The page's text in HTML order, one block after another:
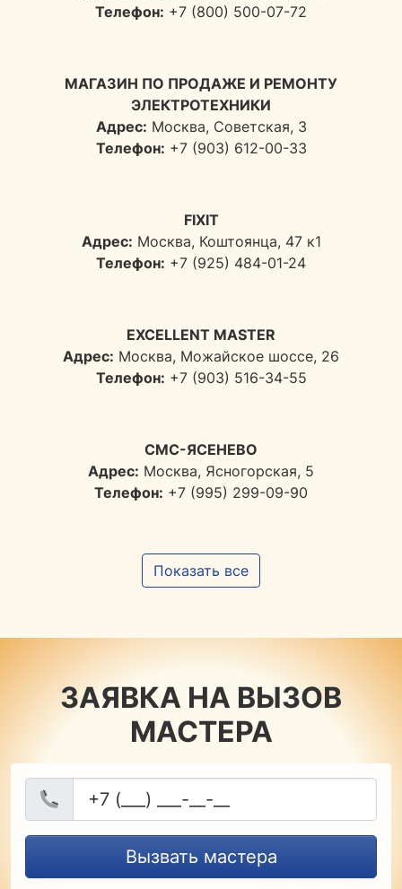
Телефон: +7 (800) 500-07-72
МАГАЗИН ПО ПРОДАЖЕ И РЕМОНТУ
ЭЛЕКТРОТЕХНИКИ
Адрес: Москва, Советская, 3
Телефон: +7 (903) 612-00-33
FIXIT
Адрес: Москва, Коштоянца, 47 к1
Телефон: +7 (925) 484-01-24
EXCELLENT MASTER
Адрес: Москва, Можайское шоссе, 26
Телефон: +7 (903) 516-34-55
СМС-ЯСЕНЕВО
Адрес: Москва, Ясногорская, 5
Телефон: +7 (995) 299-09-90
Показать все
ЗАЯВКА НА ВЫЗОВ
МАСТЕРА
Вызвать мастера